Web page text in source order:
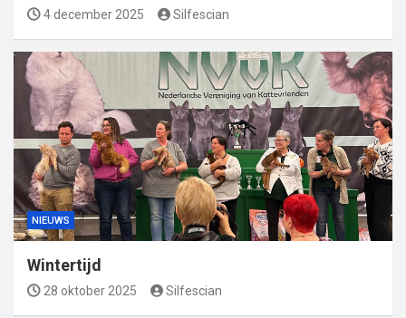
4 december 2025 Silfescian
NIEUWS
Wintertijd
28 oktober 2025 Silfescian